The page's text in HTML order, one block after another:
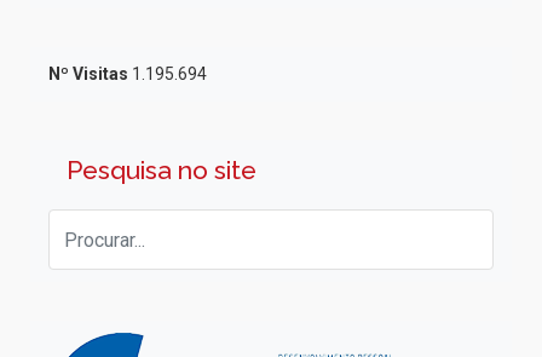
Nº Visitas 1.195.694
Pesquisa no site